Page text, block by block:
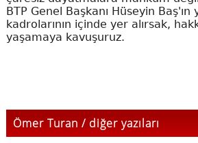
BTP Genel Başkanı Hüseyin Baş'ın
kadrolarının içinde yer alırsak,
yaşamaya kavuşuruz.
Ömer Turan / diğer yazıları